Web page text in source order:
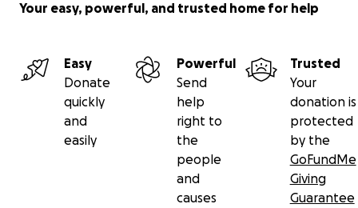
Your easy, powerful, and trusted home for help
Easy
Donate
quickly
and
easily
Powerful
Send
help
right to
the
people
and
causes
Trusted
Your
donation is
protected
by the
GoFundMe
Giving
Guarantee